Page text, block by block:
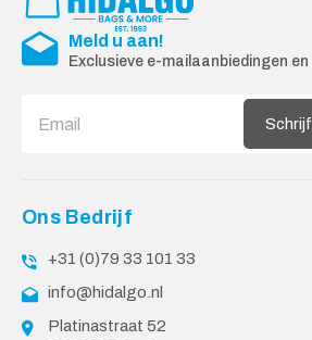
Meld u aan!
Exclusieve e-mailaanbiedingen
Ons Bedrijf
+31 (0)79 33 101 33
info@hidalgo.nl
Platinastraat 52